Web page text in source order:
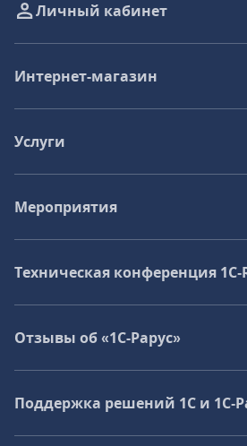
Личный кабинет
Интернет-магазин
Услуги
Мероприятия
Техническая конференция
Отзывы об «1С-Рарус»
Поддержка решений 1С и